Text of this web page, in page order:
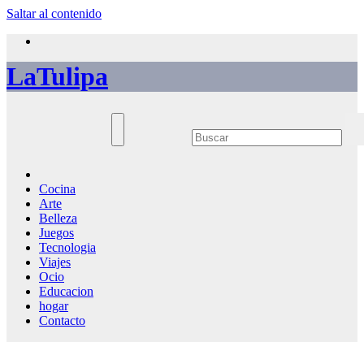
Saltar al contenido
LaTulipa
Cocina
Arte
Belleza
Juegos
Tecnologia
Viajes
Ocio
Educacion
hogar
Contacto